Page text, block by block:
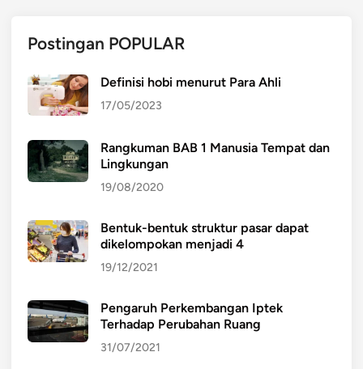
Postingan POPULAR
Definisi hobi menurut Para Ahli
17/05/2023
Rangkuman BAB 1 Manusia Tempat dan
Lingkungan
19/08/2020
Bentuk-bentuk struktur pasar dapat
dikelompokan menjadi 4
19/12/2021
Pengaruh Perkembangan Iptek
Terhadap Perubahan Ruang
31/07/2021